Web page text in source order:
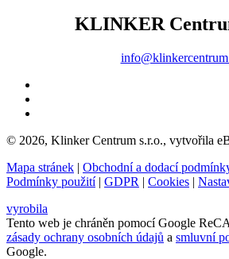
KLINKER
© 2026, Klinker Centrum s.r.o., vytvořila
Mapa stránek | Obchodní a dodací
Podmínky použití| GDPR | Cookies |
vyrobila
Tento web je chráněn pomocí Google
zásady ochrany osobních údajů a smluvní
Google.